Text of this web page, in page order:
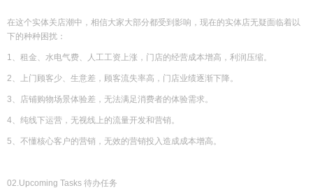
在这个实体关店潮中，相信大家大部分都受到影响，现在的实体店无疑面临着以
下的种种困扰：
1、租金、水电气费、人工工资上涨，门店的经营成本增高，利润压缩。
2、上门顾客少、生意差，顾客流失率高，门店业绩逐渐下降。
3、店铺购物场景体验差，无法满足消费者的体验需求。
4、纯线下运营，无视线上的流量开发和营销。
5、不懂核心客户的营销，无效的营销投入造成成本增高。
02.Upcoming Tasks 待办任务